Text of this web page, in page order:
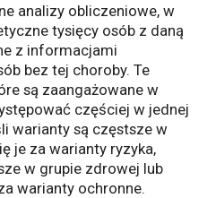
analizy obliczeniowe, w
tysięcy osób z daną
z informacjami
bez tej choroby. Te
są zaangażowane w
częściej w jednej
warianty są częstsze w
je za warianty ryzyka,
w grupie zdrowej lub
warianty ochronne.